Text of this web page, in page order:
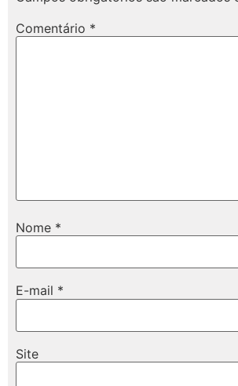
Comentário *
Nome *
E-mail *
Site